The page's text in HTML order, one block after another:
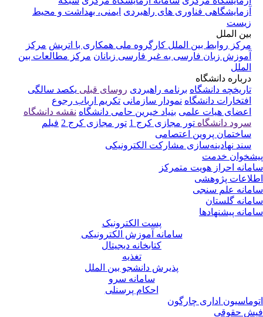
ایمنی، بهداشت و محیط
ملی همکاری با اتریش مرکز
زبانان مرکز مطالعات بین
روسای قبلییکصد سالگی
تکریم ارباب رجوع
حامی دانشگاه نقشه دانشگاه
تور مجازی کرج 2 فیلم